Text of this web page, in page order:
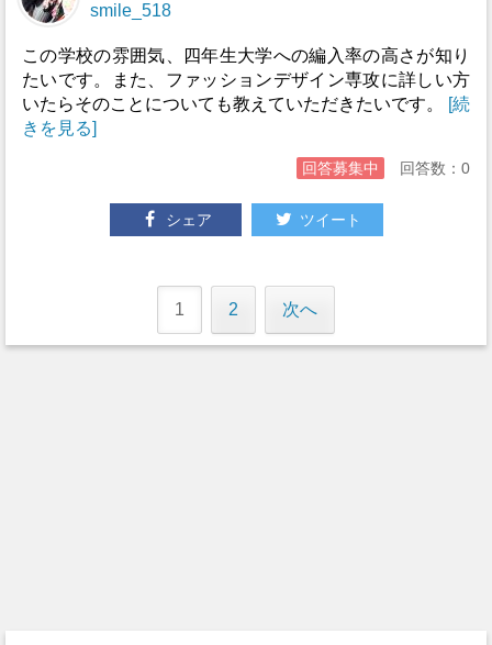
smile_518
この学校の雰囲気、四年生大学への編入率の高さが知り
たいです。また、ファッションデザイン専攻に詳しい方
いたらそのことについても教えていただきたいです。
[続
きを見る]
回答募集中 回答数：0
シェア ツイート
1 2 次へ